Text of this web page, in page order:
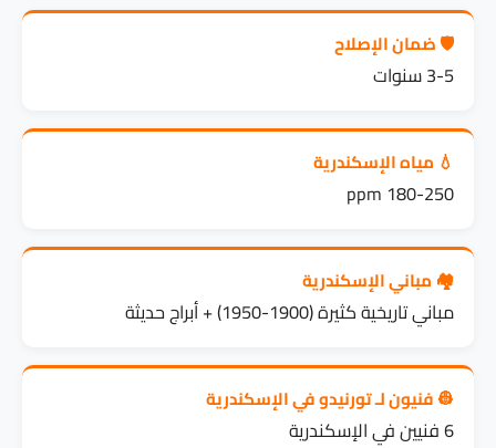
🛡️ ضمان الإصلاح
3-5 سنوات
💧 مياه الإسكندرية
180-250 ppm
🏘️ مباني الإسكندرية
مباني تاريخية كثيرة (1900-1950) + أبراج حديثة
👷 فنيون لـ تورنيدو في الإسكندرية
6 فنيين في الإسكندرية